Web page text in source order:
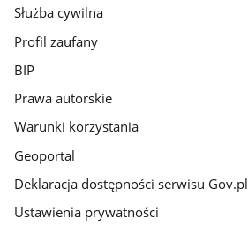
Służba cywilna
Profil zaufany
BIP
Prawa autorskie
Warunki korzystania
Geoportal
Deklaracja dostępności serwisu Gov.pl
Ustawienia prywatności